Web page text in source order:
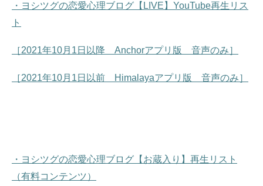
・ヨシツグの恋愛心理ブログ【LIVE】YouTube再生リス
ト
［2021年10月1日以降 Anchorアプリ版 音声のみ］
［2021年10月1日以前 Himalayaアプリ版 音声のみ］
・ヨシツグの恋愛心理ブログ【お蔵入り】再生リスト
（有料コンテンツ）